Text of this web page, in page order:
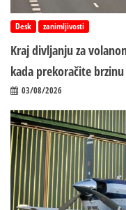
Desk zanimljivosti
Kraj divljanju za
kada prekoračite brzinu
03/08/2026